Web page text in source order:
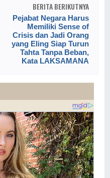
BERITA BERIKUTNYA
Pejabat Negara Harus
Memiliki Sense of
Crisis dan Jadi Orang
yang Eling Siap Turun
Tahta Tanpa Beban,
Kata LAKSAMANA